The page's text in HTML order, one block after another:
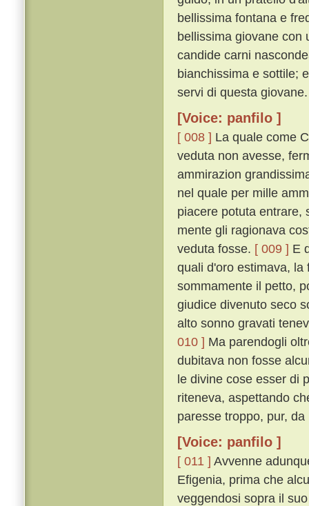
bellissima fontana e
bellissima giovane con
candide carni
bianchissima e sottile;
servi di questa giovane.
[Voice: panfilo ]
[ 008 ] La quale come
veduta non avesse,
ammirazion
nel quale per mille
piacere potuta entrare,
mente gli ragionava
veduta fosse. [ 009 ] E
quali d'oro estimava,
sommamente il petto,
giudice divenuto seco
alto sonno gravati
010 ] Ma parendogli
dubitava non fosse
le divine cose esser di
riteneva, aspettando
paresse troppo, pur,
[Voice: panfilo ]
[ 011 ] Avvenne
Efigenia, prima che
veggendosi sopra il